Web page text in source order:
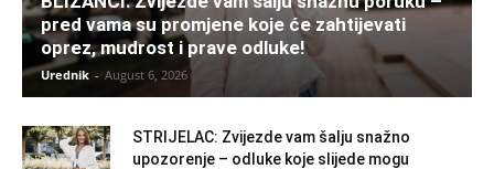
pred vama su promjene koje će zahtijevati
oprez, mudrost i prave odluke!
Urednik - August 6, 2026
STRIJELAC: Zvijezde vam šalju snažno
upozorenje – odluke koje slijede mogu